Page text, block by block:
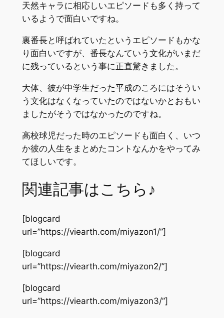
天然キャラに相応しいエピソードも多く持って
いるようで面白いですね。
裏番長と呼ばれていたというエピソードもかな
り面白いですが、番長なんていう文化がいまだ
に残っているという事に正直驚きました。
大体、彼が中学生だった平成のころにはそうい
う文化はなくなっていたのではないかとおもい
ましたがそうではなかったのですね。
高校球児だった時のエピソードも面白く、いつ
か彼の人生をまとめたコントなんかをやってみ
てほしいです。
関連記事はこちら♪
[blogcard
url=”https://viearth.com/miyazon1/”]
[blogcard
url=”https://viearth.com/miyazon2/”]
[blogcard
url=”https://viearth.com/miyazon3/”]